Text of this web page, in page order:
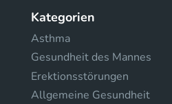
Kategorien
Asthma
Gesundheit des Mannes
Erektionsstörungen
Allgemeine Gesundheit